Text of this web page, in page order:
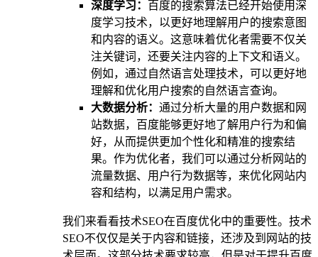
深度学习： 百度的搜索算法已经开始使用深
度学习技术，以更好地理解用户的搜索意图
和内容的语义。这意味着优化者需要不仅关
注关键词，还要关注内容的上下文和语义。
例如，通过自然语言处理技术，可以更好地
理解和优化用户搜索的自然语言查询。
大数据分析： 通过分析大量的用户数据和网
站数据，百度能够更好地了解用户行为和偏
好，从而提供更加个性化和精准的搜索结
果。作为优化者，我们可以通过分析网站的
流量数据、用户行为数据等，来优化网站内
容和结构，以满足用户需求。
我们来看看技术SEO在百度优化中的重要性。技术
SEO不仅仅是关于内容和链接，还涉及到网站的技